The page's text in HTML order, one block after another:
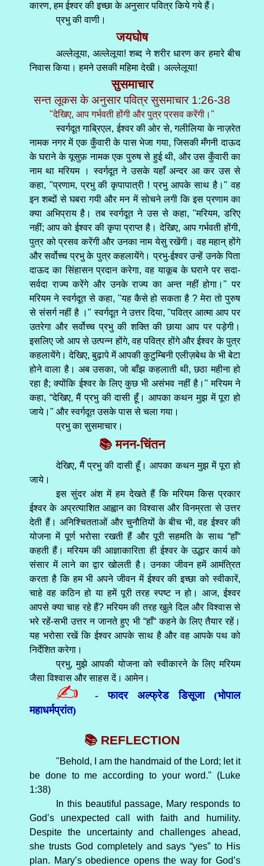
कारण, हम ईश्वर की इच्छा के अनुसार पवित्र किये गये हैं।
प्रभु की वाणी।
जयघोष
अल्लेलूया, अल्लेलूया! शब्द ने शरीर धारण कर हमारे बीच
निवास किया। हमने उसकी महिमा देखी। अल्लेलूया!
सुसमाचार
सन्त लूकस के अनुसार पवित्र सुसमाचार 1:26-38
"देखिए, आप गर्भवती होंगी और पुत्र प्रसव करेंगी।"
स्वर्गदूत गाब्रिएल, ईश्वर की ओर से, गलीलिया के नाज़रेत
नामक नगर में एक कुँवारी के पास भेजा गया, जिसकी मँगनी दाऊद
के घराने के यूसुफ़ नामक एक पुरुष से हुई थी, और उस कुँवारी का
नाम था मरियम । स्वर्गदूत ने उसके यहाँ अन्दर आ कर उस से
कहा, "प्रणाम, प्रभु की कृपापात्री ! प्रभु आपके साथ है।" वह
इन शब्दों से घबरा गयी और मन में सोचने लगी कि इस प्रणाम का
क्या अभिप्राय है। तब स्वर्गदूत ने उस से कहा, "मरियम, डरिए
नहीं; आप को ईश्वर की कृपा प्राप्त है। देखिए, आप गर्भवती होंगी,
पुत्र को प्रसव करेंगी और उनका नाम येसु रखेंगी। वह महान् होंगे
और सर्वोच्च प्रभु के पुत्र कहलायेंगे। प्रभु-ईश्वर उन्हें उनके पिता
दाऊद का सिंहासन प्रदान करेगा, वह याकूब के घराने पर सदा-
सर्वदा राज्य करेंगे और उनके राज्य का अन्त नहीं होगा।" पर
मरियम ने स्वर्गदूत से कहा, "यह कैसे हो सकता है ? मेरा तो पुरुष
से संसर्ग नहीं है ।" स्वर्गदूत ने उत्तर दिया, "पवित्र आत्मा आप पर
उतरेगा और सर्वोच्च प्रभु की शक्ति की छाया आप पर पड़ेगी।
इसलिए जो आप से उत्पन्न होंगे, वह पवित्र होंगे और ईश्वर के पुत्र
कहलायेंगे। देखिए, बुढ़ापे में आपकी कुटुम्बिनी एलीज़बेथ के भी बेटा
होने वाला है। अब उसका, जो बाँझ कहलाती थी, छठा महीना हो
रहा है; क्योंकि ईश्वर के लिए कुछ भी असंभव नहीं है।" मरियम ने
कहा, “देखिए, मैं प्रभु की दासी हूँ। आपका कथन मुझ में पूरा हो
जाये।" और स्वर्गदूत उसके पास से चला गया।
प्रभु का सुसमाचार।
📚 मनन-चिंतन
देखिए, मैं प्रभु की दासी हूँ। आपका कथन मुझ में पूरा हो
जाये।
इस सुंदर अंश में हम देखते हैं कि मरियम किस प्रकार
ईश्वर के अप्रत्याशित आह्वान का विश्वास और विनम्रता से उत्तर
देती हैं। अनिश्चितताओं और चुनौतियों के बीच भी, वह ईश्वर की
योजना में पूर्ण भरोसा रखती हैं और पूरी सहमति के साथ “हाँ“
कहती हैं। मरियम की आज्ञाकारिता ही ईश्वर के उद्धार कार्य को
संसार में लाने का द्वार खोलती है। उनका जीवन हमें आमंत्रित
करता है कि हम भी अपने जीवन में ईश्वर की इच्छा को स्वीकारें,
चाहे वह कठिन हो या हमें पूरी तरह स्पष्ट न हो। आज, ईश्वर
आपसे क्या चाह रहे हैं? मरियम की तरह खुले दिल और विश्वास से
भरे रहें-सभी उत्तर न जानते हुए भी “हाँ“ कहने के लिए तैयार रहें।
यह भरोसा रखें कि ईश्वर आपके साथ है और वह आपके पथ को
निर्देशित करेगा।
प्रभु, मुझे आपकी योजना को स्वीकारने के लिए मरियम
जैसा विश्वास और साहस दें। आमेन।
✍
- फादर अल्फ्रेड डिसूजा (भोपाल
महाधर्मप्रांत)
📚 REFLECTION
"Behold, I am the handmaid of the Lord; let it
be done to me according to your word." (Luke
1:38)
In this beautiful passage, Mary responds to
God’s unexpected call with faith and humility.
Despite the uncertainty and challenges ahead,
she trusts God completely and says “yes” to His
plan. Mary’s obedience opens the way for God’s